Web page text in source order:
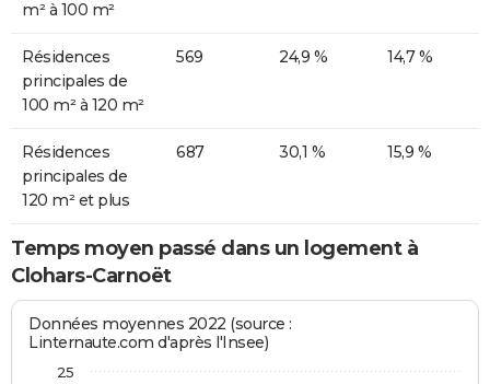
m² à 100 m²
Résidences
principales de
100 m² à 120 m²
569 24,9 % 14,7 %
Résidences
principales de
120 m² et plus
687 30,1 % 15,9 %
Temps moyen passé dans un logement à
Clohars-Carnoët
Données moyennes 2022 (source :
Linternaute.com d'après l'Insee)
25